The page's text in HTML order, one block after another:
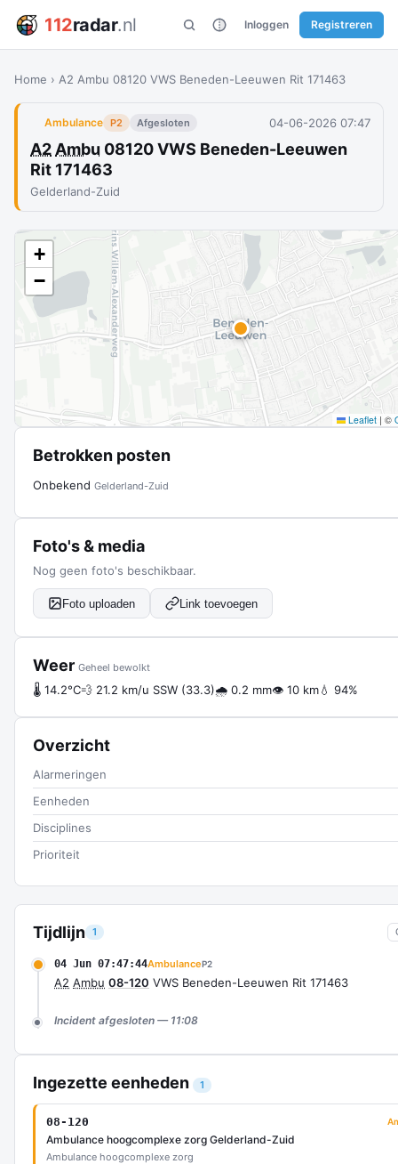
112radar.nl Inloggen Registreren
Home › A2 Ambu 08120 VWS Beneden-Leeuwen Rit 171463
Ambulance P2 Afgesloten 04-06-2026 07:47
A2 Ambu 08120 VWS Beneden-Leeuwen
Rit 171463
Gelderland-Zuid
Tijdlijn 1
04 Jun 07:47:44AmbulanceP2
A2 Ambu 08-120 VWS Beneden-Leeuwen Rit 171463
Incident afgesloten — 11:08
Ingezette eenheden 1
08-120
Ambulance hoogcomplexe zorg Gelderland-Zuid
Ambulance hoogcomplexe zorg
+
−
Leaflet | ©
Betrokken posten
Onbekend Gelderland-Zuid
Foto's & media
Nog geen foto's beschikbaar.
Foto uploaden Link toevoegen
Weer Geheel bewolkt
🌡 14.2°C💨 21.2 km/u SSW (33.3)🌧 0.2 mm👁 10 km💧 94%
Overzicht
Alarmeringen
Eenheden
Disciplines
Prioriteit